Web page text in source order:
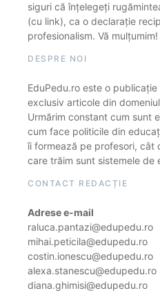
siguri că înțelegeți
(cu link), ca o declarație
profesionalism. Vă mulțumim!
DESPRE NOI
EduPedu.ro este o
exclusiv articole din
Urmărim constant cum sunt
cum face politicile din
îi formează pe profesori, cât
care trăim sunt sistemele de
CONTACT REDACȚIE
Adrese e-mail
raluca.pantazi@edupedu.ro
mihai.peticila@edupedu.ro
costin.ionescu@edupedu.ro
alexa.stanescu@edupedu.ro
diana.ghimisi@edupedu.ro